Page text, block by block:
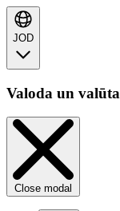
JOD
Valoda un valūta
Close modal